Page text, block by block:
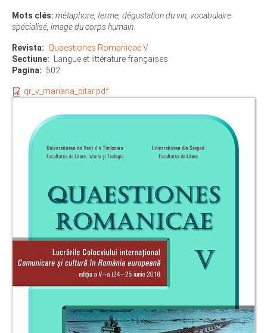
Mots clés: métaphore, terme, dégustation du vin, vocabulaire
spécialisé, image du corps humain.
Revista
Quaestiones Romanicae V
Sectiune
Langue et littérature françaises
Pagina
502
qr_v_mariana_pitar.pdf